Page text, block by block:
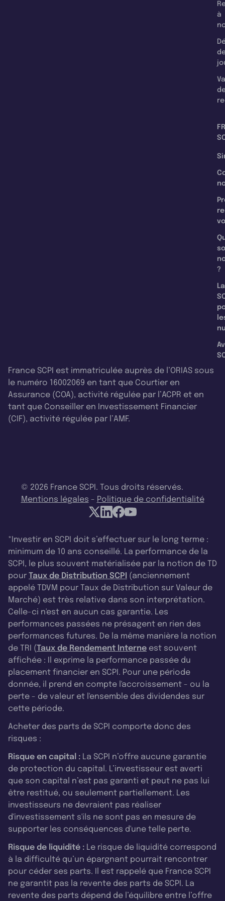
à
?
La
France SCPI est immatriculée auprès de l’ORIAS sous
le numéro 16002069 en tant que Courtier en
Assurance (COA), activité régulée par l’ACPR et en
tant que Conseiller en Investissement Financier
(CIF), activité régulée par l’AMF.
© 2026 France SCPI. Tous droits réservés.
Mentions légales - Politique de confidentialité
*Investir en SCPI doit s’effectuer sur le long terme :
minimum de 10 ans conseillé. La performance de la
SCPI, le plus souvent matérialisée par la notion de TD
pour Taux de Distribution SCPI (anciennement
appelé TDVM pour Taux de Distribution sur Valeur de
Marché) est très relative dans son interprétation.
Celle-ci n'est en aucun cas garantie. Les
performances passées ne présagent en rien des
performances futures. De la même manière la notion
de TRI (Taux de Rendement Interne est souvent
affichée : Il exprime la performance passée du
placement financier en SCPI. Pour une période
donnée, il prend en compte l'accroissement - ou la
perte - de valeur et l'ensemble des dividendes sur
cette période.
Acheter des parts de SCPI comporte donc des
risques :
Risque en capital : La SCPI n’offre aucune garantie
de protection du capital. L’investisseur est averti
que son capital n’est pas garanti et peut ne pas lui
être restitué, ou seulement partiellement. Les
investisseurs ne devraient pas réaliser
d'investissement s'ils ne sont pas en mesure de
supporter les conséquences d'une telle perte.
Risque de liquidité : Le risque de liquidité correspond
à la difficulté qu’un épargnant pourrait rencontrer
pour céder ses parts. Il est rappelé que France SCPI
ne garantit pas la revente des parts de SCPI. La
revente des parts dépend de l’équilibre entre l’offre